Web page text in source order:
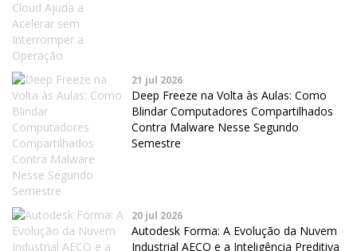
21 jul 2026
Deep Freeze na Volta às Aulas: Como
Blindar Computadores Compartilhados
Contra Malware Nesse Segundo
Semestre
20 jul 2026
Autodesk Forma: A Evolução da Nuvem
Industrial AECO e a Inteligência Preditiva